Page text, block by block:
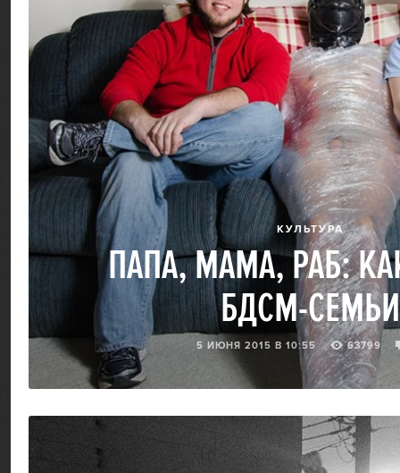
КУЛЬТУРА
ПАПА, МАМА, РАБ:
БДСМ-СЕМЬИ
5 ИЮНЯ 2015 В 10:55 63799